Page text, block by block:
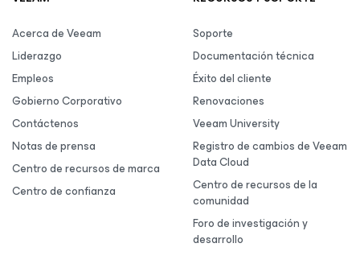
Acerca de Veeam
Liderazgo
Empleos
Gobierno Corporativo
Contáctenos
Notas de prensa
Centro de recursos de marca
Centro de confianza
Soporte
Documentación técnica
Éxito del cliente
Renovaciones
Veeam University
Registro de cambios de Veeam
Data Cloud
Centro de recursos de la
comunidad
Foro de investigación y
desarrollo